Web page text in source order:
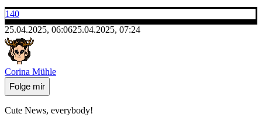
140
25.04.2025, 06:0625.04.2025, 07:24
Corina Mühle
Folge mir
Cute News, everybody!